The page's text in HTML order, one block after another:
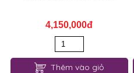
4,150,000đ
Thêm vào giỏ